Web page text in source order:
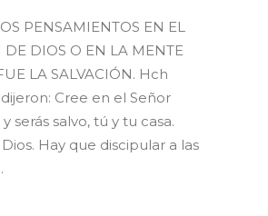
PENSAMIENTOS EN EL
DE DIOS O EN LA MENTE
LA SALVACIÓN. Hch
dijeron: Cree en el Señor
serás salvo, tú y tu casa.
Hay que discipular a las